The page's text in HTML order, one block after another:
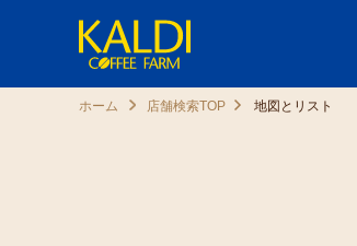
ホーム 店舗検索TOP 地図とリスト